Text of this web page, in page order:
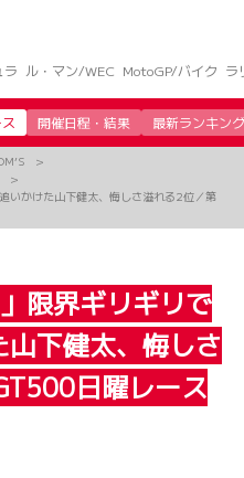
ラ ル・マン/WEC MotoGP/バイク ラ
開催日程・結果 最新ランキング
いかけた山下健太、悔しさ溢れる2位／第
限界ギリギリで
山下健太、悔しさ
日曜レース